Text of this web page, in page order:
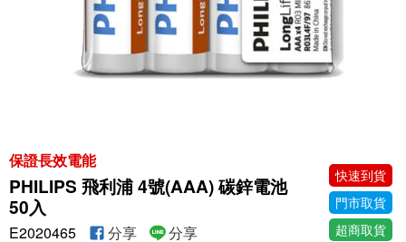
保證長效電能
PHILIPS 飛利浦 4號(AAA) 碳鋅電池
50入
快速到貨
門市取貨
超商取貨
E2020465 分享 分享